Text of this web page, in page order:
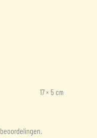
17 × 5 cm